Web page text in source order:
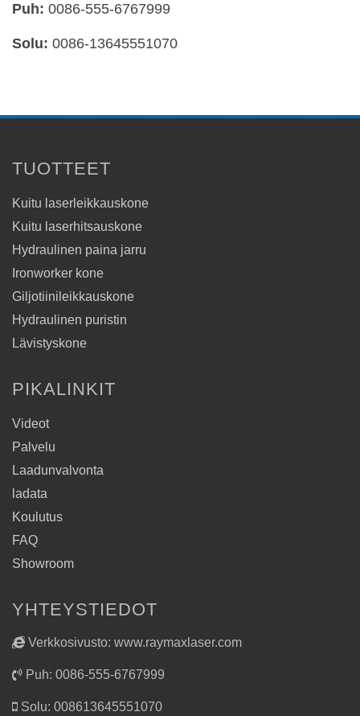
Kuitulasermetallileikkauskoneen
1. Soveltuvat materiaalit
kaikenlaisia metallimateriaaleja, kuten
ruostumatonta terästä, hiiliterästä, erilaisia
seosteräksiä, kuparia, alumiinia, titaania,
alumiiniseoksia, titaaniseoksia, peittauslevyjä,
galvanoituja levyjä ja galvanoitua alumiinia.
Myytävänä olevaa kuitulaserleikkuria käytetään
laajalti alustakaapeissa, maatalouskoneissa,
mainostuotannossa, keittiössä ja kylpyhuoneessa,
metallilevyjen käsittelyssä,
ympäristönsuojelulaitteissa, autonosissa, koneiden
valmistuksessa, metallikäsitöissä,
Puh: 0086-555-6767999
Solu: 0086-13645551070
TUOTTEET
Kuitu laserleikkauskone
Kuitu laserhitsauskone
Hydraulinen paina jarru
Ironworker kone
Giljotiinileikkauskone
Hydraulinen puristin
Lävistyskone
PIKALINKIT
Videot
Palvelu
Laadunvalvonta
ladata
Koulutus
FAQ
Showroom
YHTEYSTIEDOT
Verkkosivusto: www.raymaxlaser.com
Puh: 0086-555-6767999
Solu: 008613645551070